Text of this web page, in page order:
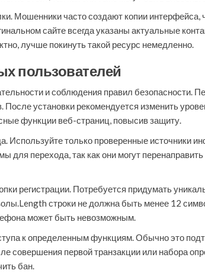
Мошенники часто создают копии
сайте всегда указаны актуальные
лучше покинуть такой ресурс немедленно.
пользователей
и соблюдения правил безопасности.
установки рекомендуется изменить
функции веб-страниц, повысив защиту.
Используйте только проверенные источники
для перехода, так как они могут
регистрации. Потребуется придумать
строки не должна быть менее 12
может быть невозможным.
к определенным функциям. Обычно это
совершения первой транзакции или набора
бан.